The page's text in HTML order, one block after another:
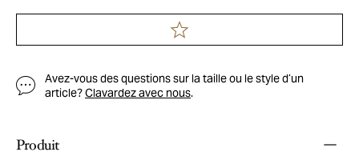
Avez-vous des questions sur la taille ou le style d’un
article?Clavardez avec nous.
Produit